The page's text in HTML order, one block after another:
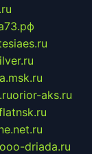
orior-aks.ru
ooo-driada.ru